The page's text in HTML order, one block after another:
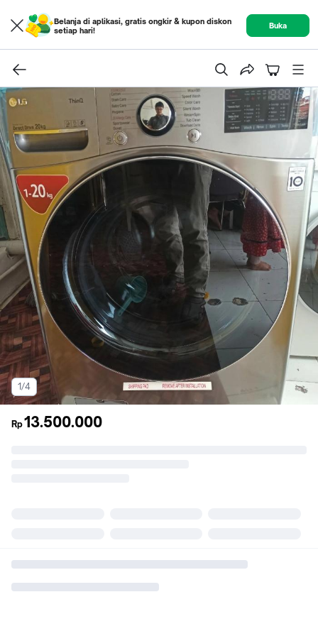
Belanja di aplikasi, gratis ongkir & kupon diskon
setiap hari!
Buka
1/4
Rp13.500.000